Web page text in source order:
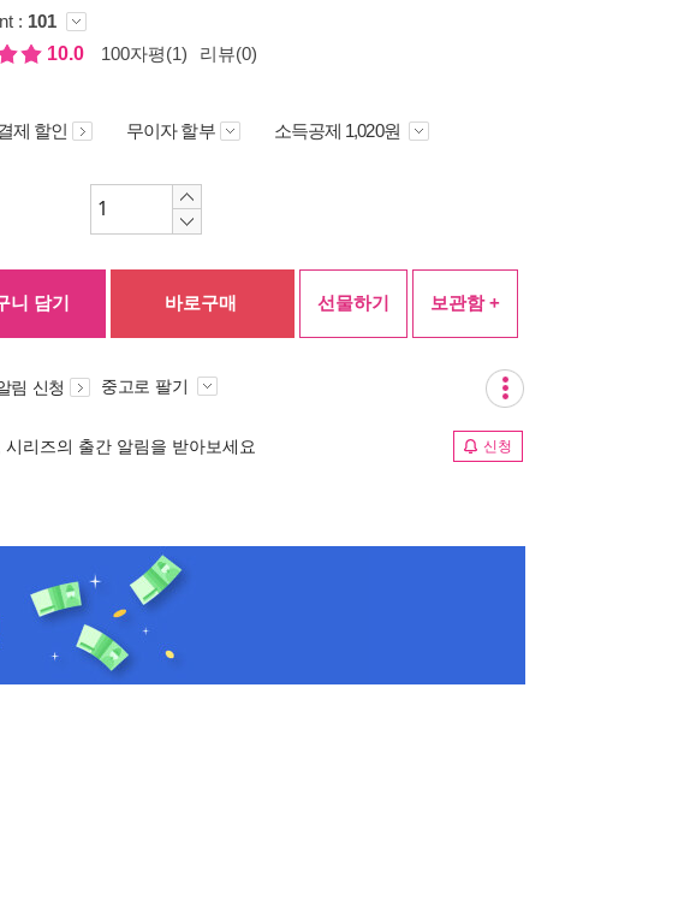
: 101
10.0
100자평(1) 리뷰(0)
제 할인 무이자 할부 소득공제 1,020원
니 담기 바로구매 선물하기 보관함 +
림 신청 중고로 팔기
시리즈의 출간 알림을 받아보세요 신청